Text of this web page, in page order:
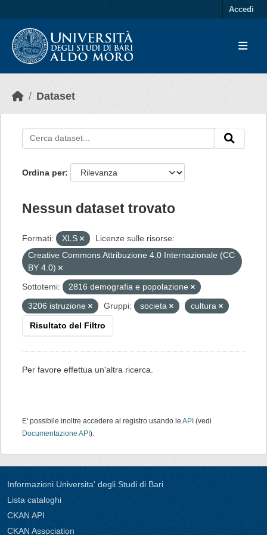
Accedi
Dataset
Ordina per
Nessun dataset trovato
Formati: XLS
Licenze sulle risorse:
Creative Commons Attribuzione 4.0 Internazionale (CC
BY 4.0)
Sottotemi:
2816 demografia e popolazione
3206 istruzione
Gruppi: societa cultura
Risultato del Filtro
Per favore effettua un'altra ricerca.
E' possibile inoltre accedere al registro usando le API (vedi
Documentazione API ).
Informazioni Universita' degli Studi di Bari
Lista cataloghi
CKAN API
CKAN Association